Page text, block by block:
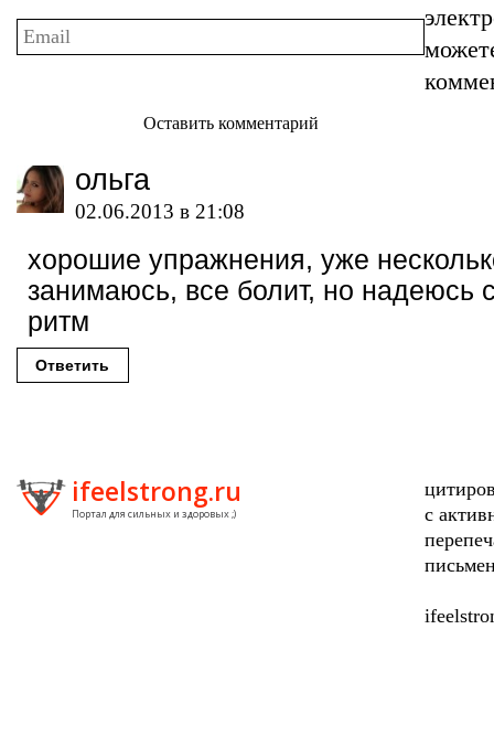
Оставить комментарий
ольга
02.06.2013 в 21:08
хорошие упражнения, уже
занимаюсь, все болит, но надеюсь
ритм
Ответить
ifeelstrong.ru
Портал для сильных и здоровых ;)
с